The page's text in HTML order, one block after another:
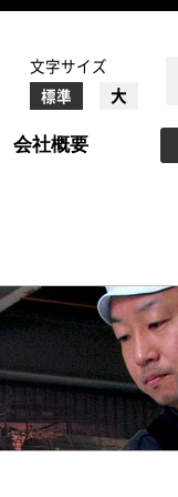
文字サイズ
標準
大
会社概要